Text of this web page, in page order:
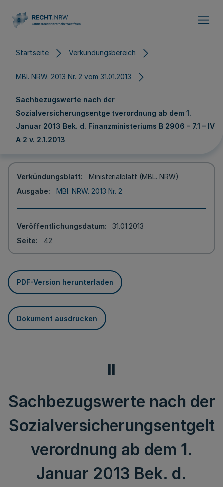
Startseite Verkündungsbereich
MBl. NRW. 2013 Nr. 2 vom 31.01.2013
Sachbezugswerte nach der
Sozialversicherungsentgeltverordnung ab dem 1.
Januar 2013 Bek. d. Finanzministeriums B 2906 - 7.1 – IV
A 2 v. 2.1.2013
Verkündungsblatt
Ministerialblatt (MBL. NRW)
Ausgabe
MBl. NRW. 2013 Nr. 2
Veröffentlichungsdatum
31.01.2013
Seite
42
PDF-Version herunterladen
Dokument ausdrucken
II
Sachbezugswerte nach der
Sozialversicherungsentgelt
verordnung ab dem 1.
Januar 2013 Bek. d.